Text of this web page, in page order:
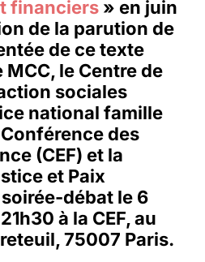
financiers» en juin
de la parution de
de ce texte
le Centre de
sociales
national famille
des
(CEF) et la
et Paix
débat le 6
à la CEF, au
75007 Paris.